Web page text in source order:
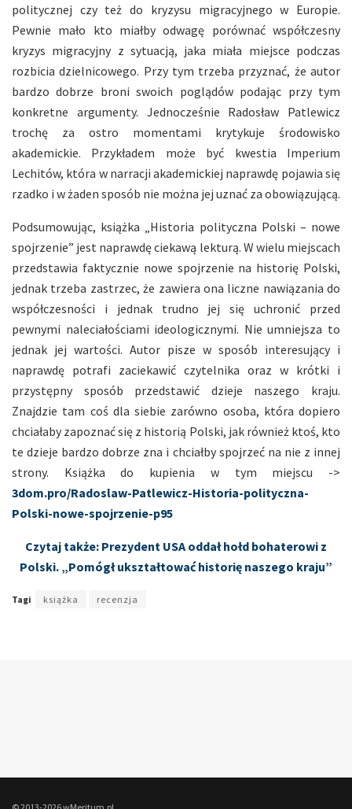
politycznej czy też do kryzysu migracyjnego w Europie.
Pewnie mało kto miałby odwagę porównać współczesny
kryzys migracyjny z sytuacją, jaka miała miejsce podczas
rozbicia dzielnicowego. Przy tym trzeba przyznać, że autor
bardzo dobrze broni swoich poglądów podając przy tym
konkretne argumenty. Jednocześnie Radosław Patlewicz
trochę za ostro momentami krytykuje środowisko
akademickie. Przykładem może być kwestia Imperium
Lechitów, która w narracji akademickiej naprawdę pojawia się
rzadko i w żaden sposób nie można jej uznać za obowiązującą.
Podsumowując, książka „Historia polityczna Polski – nowe
spojrzenie” jest naprawdę ciekawą lekturą. W wielu miejscach
przedstawia faktycznie nowe spojrzenie na historię Polski,
jednak trzeba zastrzec, że zawiera ona liczne nawiązania do
współczesności i jednak trudno jej się uchronić przed
pewnymi naleciałościami ideologicznymi. Nie umniejsza to
jednak jej wartości. Autor pisze w sposób interesujący i
naprawdę potrafi zaciekawić czytelnika oraz w krótki i
przystępny sposób przedstawić dzieje naszego kraju.
Znajdzie tam coś dla siebie zarówno osoba, która dopiero
chciałaby zapoznać się z historią Polski, jak również ktoś, kto
te dzieje bardzo dobrze zna i chciałby spojrzeć na nie z innej
strony. Książka do kupienia w tym miejscu ->
3dom.pro/Radoslaw-Patlewicz-Historia-polityczna-
Polski-nowe-spojrzenie-p95
Czytaj także: Prezydent USA oddał hołd bohaterowi z
Polski. „Pomógł ukształtować historię naszego kraju”
Tagi książka recenzja